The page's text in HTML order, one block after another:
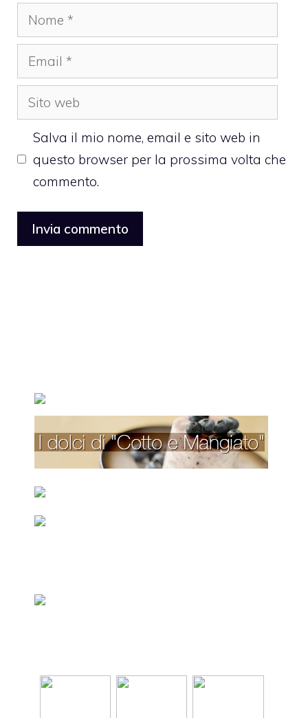
Nome
Email
Sito
web
Salva il mio nome, email e sito web in
questo browser per la prossima volta che
commento.